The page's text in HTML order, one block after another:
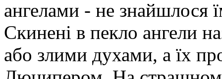
ангелами - не знайшлося
Скинені в пекло ангели
або злими духами, а їх